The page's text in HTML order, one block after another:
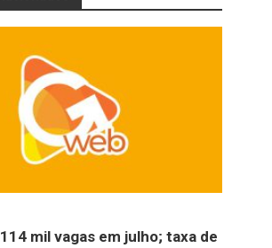
mil vagas em julho; taxa de